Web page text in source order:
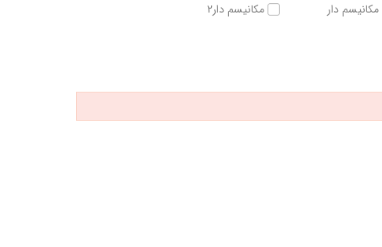
مکانیسم دار مکانیسم دار2